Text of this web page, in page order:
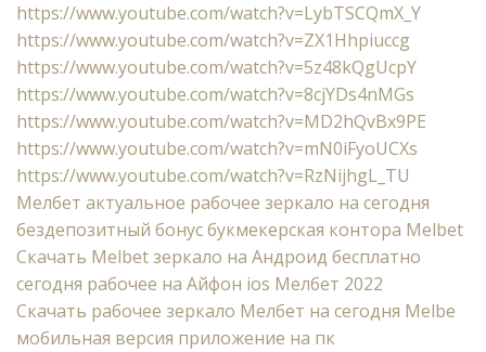
https://www.youtube.com/watch?v=LybTSCQmX_Y
https://www.youtube.com/watch?v=ZX1Hhpiuccg
https://www.youtube.com/watch?v=5z48kQgUcpY
https://www.youtube.com/watch?v=8cjYDs4nMGs
https://www.youtube.com/watch?v=MD2hQvBx9PE
https://www.youtube.com/watch?v=mN0iFyoUCXs
https://www.youtube.com/watch?v=RzNijhgL_TU
Мелбет актуальное рабочее зеркало на сегодня
бездепозитный бонус букмекерская контора Melbet
Cкачать Melbet зеркало на Андроид бесплатно
сегодня рабочее на Айфон ios Мелбет 2022
Скачать рабочее зеркало Мелбет на сегодня Melbe
мобильная версия приложение на пк